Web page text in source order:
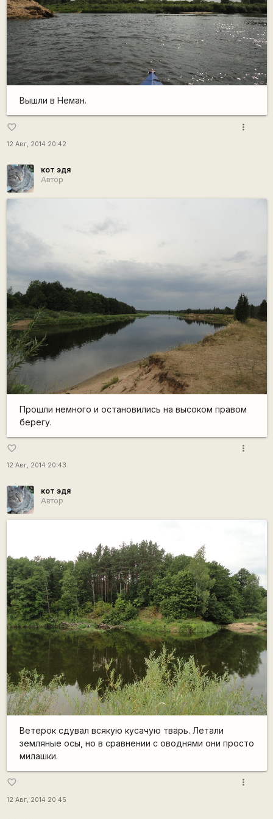
Вышли в Неман.
favorite_border
12 Авг, 2014 20:42
more_vert
кот эдя
Автор
Прошли немного и остановились на высоком правом
берегу.
favorite_border
12 Авг, 2014 20:43
more_vert
кот эдя
Автор
Ветерок сдувал всякую кусачую тварь. Летали
земляные осы, но в сравнении с оводнями они просто
милашки.
favorite_border
12 Авг, 2014 20:45
more_vert